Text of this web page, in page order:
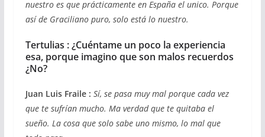
nuestro es que prácticamente en España el unico. Porque
así de Graciliano puro, solo está lo nuestro.
Tertulias : ¿Cuéntame un poco la experiencia
esa, porque imagino que son malos recuerdos
¿No?
Juan Luis Fraile : Sí, se pasa muy mal porque cada vez
que te sufrían mucho. Ma verdad que te quitaba el
sueño. La cosa que solo sabe uno mismo, lo mal que